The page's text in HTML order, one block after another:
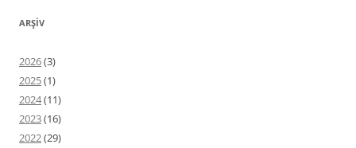
ARŞIV
2026(3)
2025(1)
2024(11)
2023(16)
2022(29)